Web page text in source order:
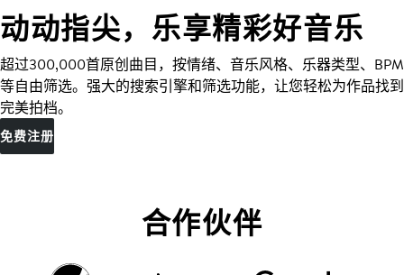
动动指尖，乐享精彩好音乐
超过300,000首原创曲目，按情绪、音乐风格、乐器类型、BPM
等自由筛选。强大的搜索引擎和筛选功能，让您轻松为作品找到
完美拍档。
免费注册
合作伙伴